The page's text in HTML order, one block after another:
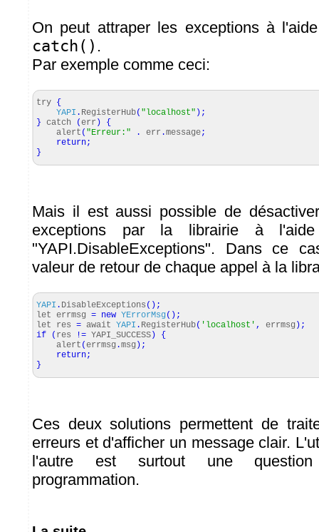
On peut attraper les exceptions à
catch() .
Par exemple comme ceci:
try {
YAPI . RegisterHub( "localhost" ) ;
} catch (err )
{
alert ( "Erreur:" . err .message;
return;
}
Mais il est aussi possible de
exceptions par la librairie à
"YAPI.DisableExceptions". Dans ce
valeur de retour de chaque appel à la
YAPI . DisableExceptions ( ) ;
let errmsg = new YErrorMsg( ) ;
let res = await YAPI . RegisterHub( 'localhost' , errmsg ) ;
if
( res != YAPI_SUCCESS )
{
alert (errmsg .msg ) ;
return;
}
Ces deux solutions permettent de
erreurs et d'afficher un message clair.
l'autre est surtout une
programmation.